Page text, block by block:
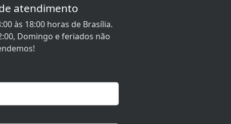
atendimento
às 18:00 horas de Brasília.
Domingo e feriados não